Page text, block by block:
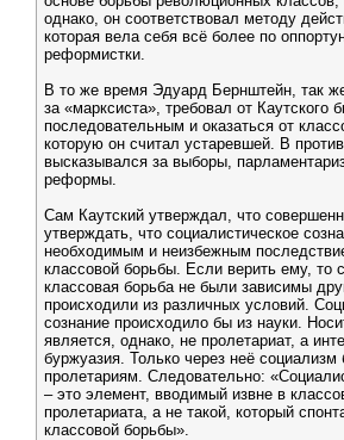
однако, он соответствовал методу
которая вела себя всё более по
реформистки.
В то же время Эдуард Бернштейн, так
за «марксиста», требовал от Каутского
последовательным и оказаться от
которую он считал устаревшей. В
высказывался за выборы,
реформы.
Сам Каутский утверждал, что
утверждать, что социалистическое
необходимым и неизбежным
классовой борьбы. Если верить ему, то
классовая борьба не были зависимы
происходили из различных условий.
сознание происходило бы из науки.
является, однако, не пролетариат, а
буржуазия. Только через неё
пролетариям. Следовательно:
– это элемент, вводимый извне в
пролетариата, а не такой, который
классовой борьбы».